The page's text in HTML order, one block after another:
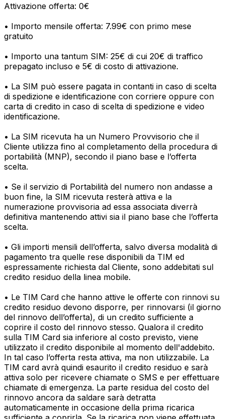
Attivazione offerta: 0€
• Importo mensile offerta: 7.99€ con primo mese
gratuito
• Importo una tantum SIM: 25€ di cui 20€ di traffico
prepagato incluso e 5€ di costo di attivazione.
• La SIM può essere pagata in contanti in caso di scelta
di spedizione e identificazione con corriere oppure con
carta di credito in caso di scelta di spedizione e video
identificazione.
• La SIM ricevuta ha un Numero Provvisorio che il
Cliente utilizza fino al completamento della procedura di
portabilità (MNP), secondo il piano base e l’offerta
scelta.
• Se il servizio di Portabilità del numero non andasse a
buon fine, la SIM ricevuta resterà attiva e la
numerazione provvisoria ad essa associata diverrà
definitiva mantenendo attivi sia il piano base che l’offerta
scelta.
• Gli importi mensili dell’offerta, salvo diversa modalità di
pagamento tra quelle rese disponibili da TIM ed
espressamente richiesta dal Cliente, sono addebitati sul
credito residuo della linea mobile.
• Le TIM Card che hanno attive le offerte con rinnovi su
credito residuo devono disporre, per rinnovarsi (il giorno
del rinnovo dell’offerta), di un credito sufficiente a
coprire il costo del rinnovo stesso. Qualora il credito
sulla TIM Card sia inferiore al costo previsto, viene
utilizzato il credito disponibile al momento dell'addebito.
In tal caso l’offerta resta attiva, ma non utilizzabile. La
TIM card avrà quindi esaurito il credito residuo e sarà
attiva solo per ricevere chiamate o SMS e per effettuare
chiamate di emergenza. La parte residua del costo del
rinnovo ancora da saldare sarà detratta
automaticamente in occasione della prima ricarica